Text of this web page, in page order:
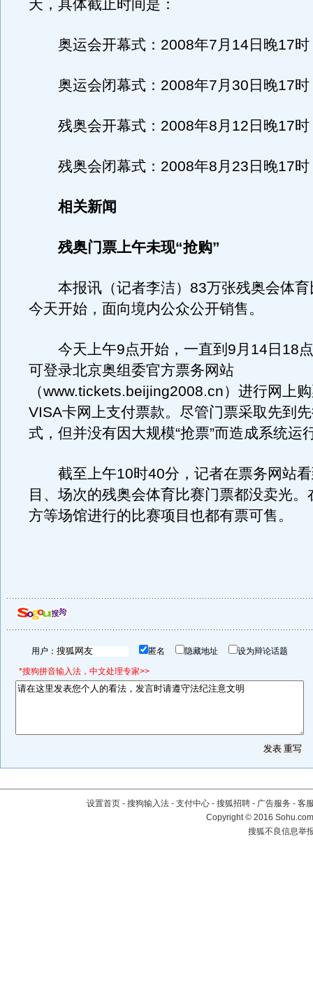
天，具体截止时间是：
奥运会开幕式：2008年7月14日晚17时
奥运会闭幕式：2008年7月30日晚17时
残奥会开幕式：2008年8月12日晚17时
残奥会闭幕式：2008年8月23日晚17时
相关新闻
残奥门票上午未现“抢购”
本报讯（记者李洁）83万张残奥会体育
今天开始，面向境内公众公开销售。
今天上午9点开始，一直到9月14日18
可登录北京奥组委官方票务网站
（www.tickets.beijing2008.cn）进行网上
VISA卡网上支付票款。尽管门票采取先到
式，但并没有因大规模“抢票”而造成系统运
截至上午10时40分，记者在票务网站看
目、场次的残奥会体育比赛门票都没卖光。
方等场馆进行的比赛项目也都有票可售。
用户： 匿名 隐藏地址 设为辩论话题
*搜狗拼音输入法，中文处理专家>>
设置首页 - 搜狗输入法 - 支付中心 - 搜狐招聘 - 广告服务 - 客
Copyright©2016
搜狐不良信息举